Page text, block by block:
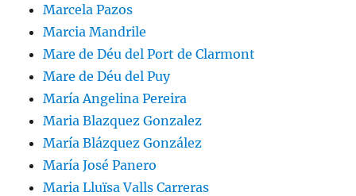
Marcela Pazos
Marcia Mandrile
Mare de Déu del Port de Clarmont
Mare de Déu del Puy
María Angelina Pereira
Maria Blazquez Gonzalez
María Blázquez González
María José Panero
Maria Lluïsa Valls Carreras